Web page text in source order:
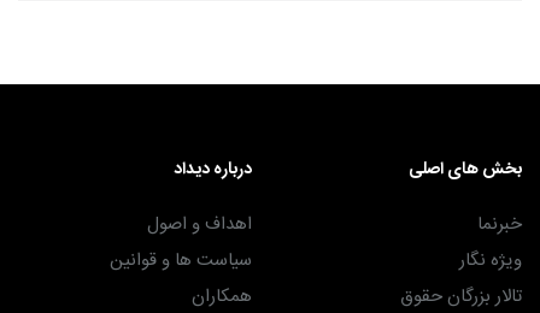
بخش های اصلی
خبرنما
ویژه نگار
تالار بزرگان حقوق
درباره دیداد
اهداف و اصول
سیاست ها و قوانین
همکاران